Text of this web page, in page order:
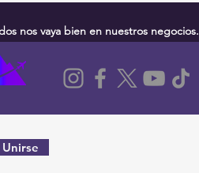
nos vaya bien en nuestros negocios.
Unirse